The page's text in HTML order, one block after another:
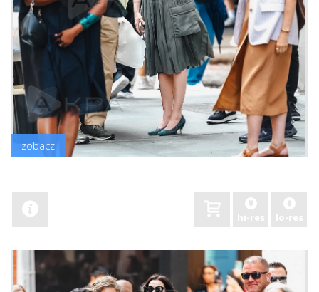
zobacz
hi-res lo-res